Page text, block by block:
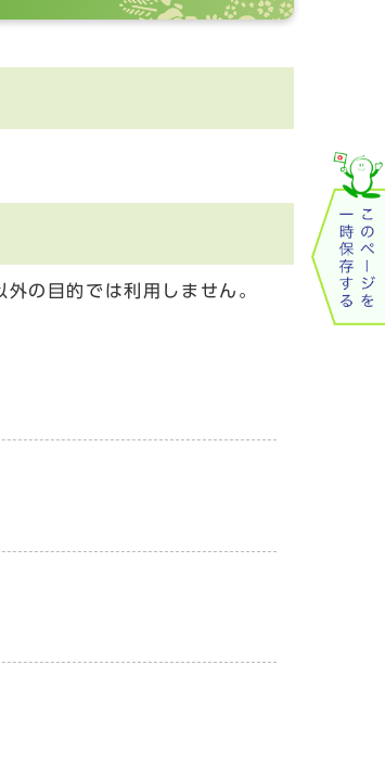
の目的では利用しません。